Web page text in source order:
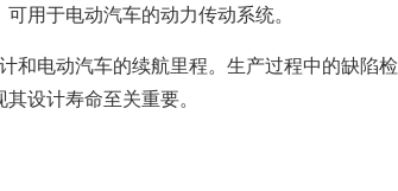
用于电动汽车的动力传动系统。
和电动汽车的续航里程。生产过程中的缺陷检
设计寿命至关重要。